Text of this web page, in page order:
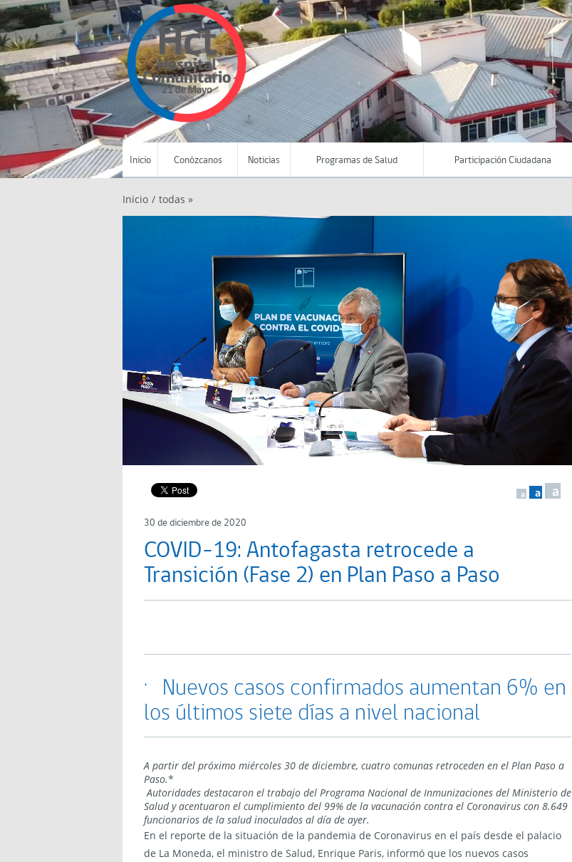
Inicio Conózcanos Noticias Programas de Salud Participación Ciudadana
Inicio / todas »
a a a
30 de diciembre de 2020
COVID-19: Antofagasta retrocede a
Transición (Fase 2) en Plan Paso a Paso
· Nuevos casos confirmados aumentan 6% en
los últimos siete días a nivel nacional
A partir del próximo miércoles 30 de diciembre, cuatro comunas retroceden en el Plan Paso a
Paso.*
Autoridades destacaron el trabajo del Programa Nacional de Inmunizaciones del Ministerio de
Salud y acentuaron el cumplimiento del 99% de la vacunación contra el Coronavirus con 8.649
funcionarios de la salud inoculados al día de ayer.
En el reporte de la situación de la pandemia de Coronavirus en el país desde el palacio
de La Moneda, el ministro de Salud, Enrique Paris, informó que los nuevos casos